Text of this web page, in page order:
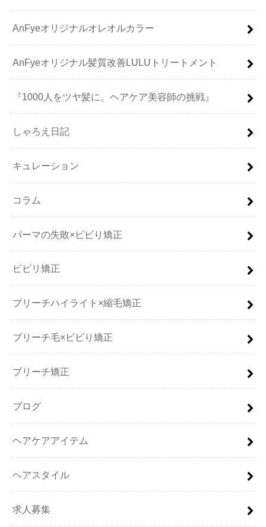
AnFyeオリジナルオレオルカラー
AnFyeオリジナル髪質改善LULUトリートメント
『1000人をツヤ髪に。ヘアケア美容師の挑戦』
しゃろえ日記
キュレーション
コラム
パーマの失敗×ビビり矯正
ビビリ矯正
ブリーチハイライト×縮毛矯正
ブリーチ毛×ビビり矯正
ブリーチ矯正
ブログ
ヘアケアアイテム
ヘアスタイル
求人募集